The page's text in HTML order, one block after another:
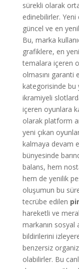
sürekli olarak
edinebilirler.
güncel ve en
Bu, marka
grafiklere, en
temalara içeren
olmasını garanti
kategorisinde bu
ikramiyeli
içeren oyunlara
olarak platform
yeni çıkan
kalmaya devam
bünyesinde
balans, hem
hem de yenilik
oluşumun bu
tecrübe edilen
hareketli ve
markanın
bildirilerini
benzersiz
olabilirler. Bu